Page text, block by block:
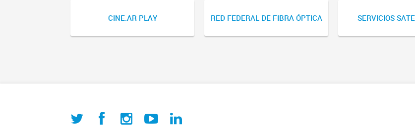
CINE.AR PLAY RED FEDERAL DE FIBRA ÓPTICA SERVICIOS